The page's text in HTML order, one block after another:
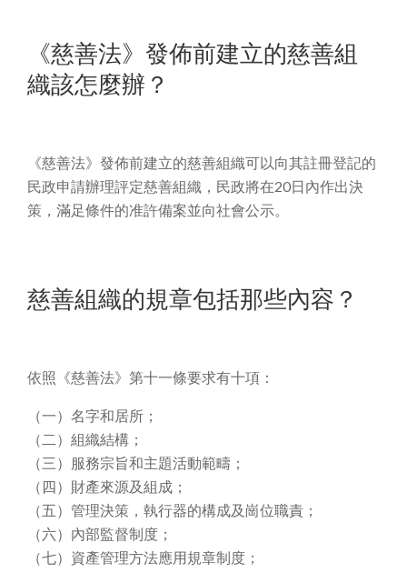
《慈善法》發佈前建立的慈善組
織該怎麼辦？
《慈善法》發佈前建立的慈善組織可以向其註冊登記的
民政申請辦理評定慈善組織，民政將在20日內作出決
策，滿足條件的准許備案並向社會公示。
慈善組織的規章包括那些內容？
依照《慈善法》第十一條要求有十項：
（一）名字和居所；
（二）組織結構；
（三）服務宗旨和主題活動範疇；
（四）財產來源及組成；
（五）管理決策，執行器的構成及崗位職責；
（六）內部監督制度；
（七）資產管理方法應用規章制度；